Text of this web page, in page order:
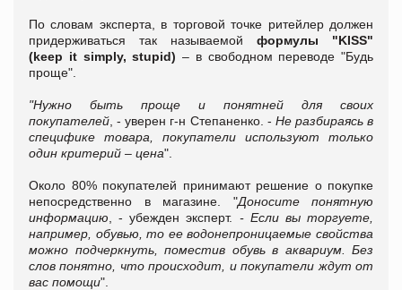
По словам эксперта, в торговой точке ритейлер должен
придерживаться так называемой формулы "KISS"
(keep it simply,stupid) – в свободном переводе "Будь
проще".
"Нужно быть проще и понятней для своих
покупателей , - уверен г-н Степаненко. - Не разбираясь в
специфике товара, покупатели используют только
один критерий – цена".
Около 80% покупателей принимают решение о покупке
непосредственно в магазине. "Доносите понятную
информацию , - убежден эксперт. - Если вы торгуете,
например, обувью, то ее водонепроницаемые свойства
можно подчеркнуть, поместив обувь в аквариум. Без
слов понятно, что происходит, и покупатели ждут от
вас помощи".